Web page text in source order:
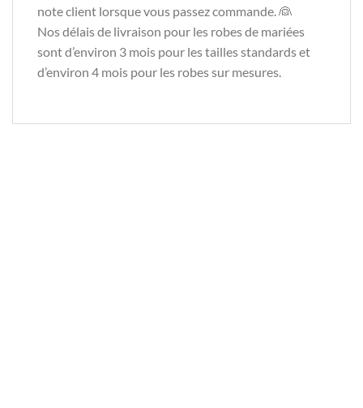
note client lorsque vous passez commande. 👰
Nos délais de livraison pour les robes de mariées
sont d’environ 3 mois pour les tailles standards et
d’environ 4 mois pour les robes sur mesures.